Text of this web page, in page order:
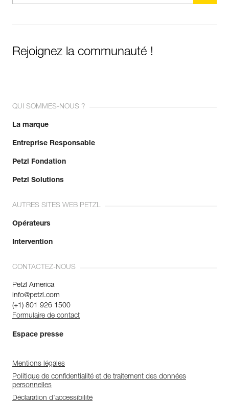
Rejoignez la communauté !
QUI SOMMES-NOUS ?
La marque
Entreprise Responsable
Petzl Fondation
Petzl Solutions
AUTRES SITES WEB PETZL
Opérateurs
Intervention
CONTACTEZ-NOUS
Petzl America
info@petzl.com
(+1) 801 926 1500
Formulaire de contact
Espace presse
Mentions légales
Politique de confidentialité et de traitement des données
personnelles
Déclaration d'accessibilité